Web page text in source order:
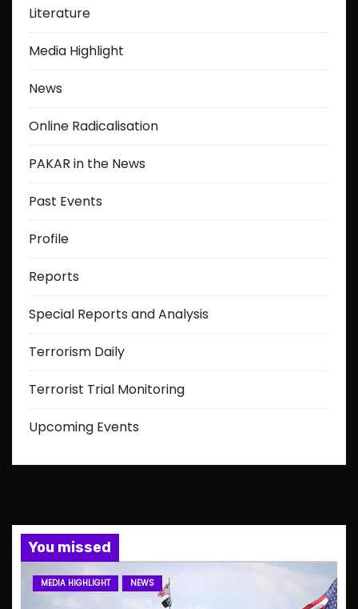
Literature
Media Highlight
News
Online Radicalisation
PAKAR in the News
Past Events
Profile
Reports
Special Reports and Analysis
Terrorism Daily
Terrorist Trial Monitoring
Upcoming Events
You missed
MEDIA HIGHLIGHT NEWS